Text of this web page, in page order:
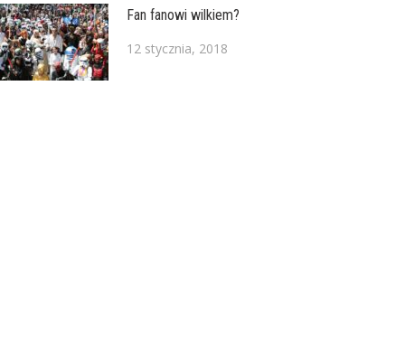
Fan fanowi wilkiem?
12 stycznia, 2018